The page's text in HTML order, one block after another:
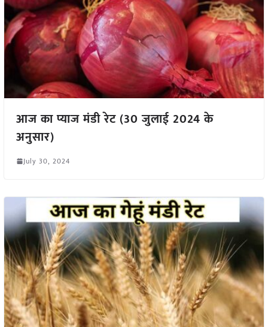
आज का प्याज मंडी रेट (30 जुलाई 2024 के
अनुसार)
July 30, 2024